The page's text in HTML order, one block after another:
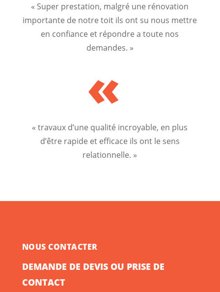
« Super prestation, malgré une rénovation
importante de notre toit ils ont su nous mettre
en confiance et répondre a toute nos
demandes. »
«
« travaux d’une qualité incroyable, en plus
d’être rapide et efficace ils ont le sens
relationnelle. »
NOUS CONTACTER
DEMANDE DE DEVIS OU PRISE DE
CONTACT